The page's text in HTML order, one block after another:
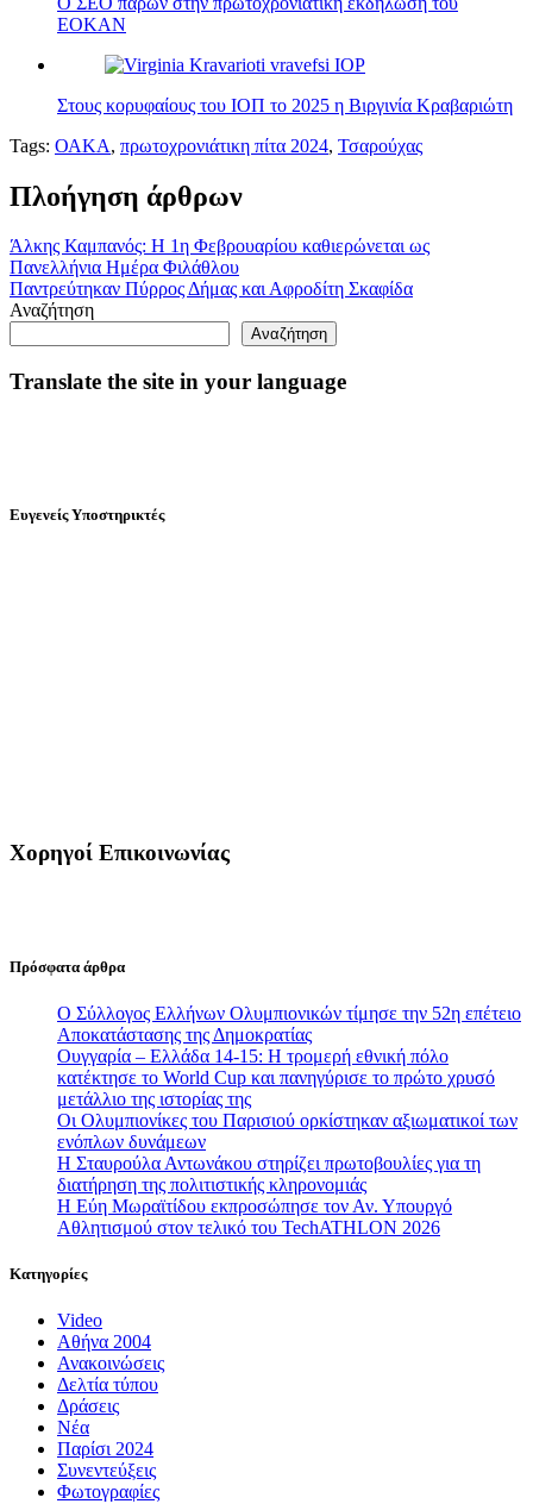
ΕΟΚΑΝ
Στους κορυφαίους του ΙΟΠ το 2025 η Βιργινία Κραβαριώτη
Tags: ΟΑΚΑ, πρωτοχρονιάτικη πίτα 2024, Τσαρούχας
Πλοήγηση άρθρων
Άλκης Καμπανός: Η 1η Φεβρουαρίου καθιερώνεται ως
Πανελλήνια Ημέρα Φιλάθλου
Παντρεύτηκαν Πύρρος Δήμας και Αφροδίτη Σκαφίδα
Αναζήτηση
Αναζήτηση
Translate the site in your language
Ευγενείς Υποστηρικτές
Χορηγοί Επικοινωνίας
Πρόσφατα άρθρα
Ο Σύλλογος Ελλήνων Ολυμπιονικών τίμησε την 52η επέτειο
Αποκατάστασης της Δημοκρατίας
Ουγγαρία – Ελλάδα 14-15: Η τρομερή εθνική πόλο
κατέκτησε το World Cup και πανηγύρισε το πρώτο χρυσό
μετάλλιο της ιστορίας της
Οι Ολυμπιονίκες του Παρισιού ορκίστηκαν αξιωματικοί των
ενόπλων δυνάμεων
Η Σταυρούλα Αντωνάκου στηρίζει πρωτοβουλίες για τη
διατήρηση της πολιτιστικής κληρονομιάς
Η Εύη Μωραϊτίδου εκπροσώπησε τον Αν. Υπουργό
Αθλητισμού στον τελικό του TechATHLON 2026
Κατηγορίες
Video
Αθήνα 2004
Ανακοινώσεις
Δελτία τύπου
Δράσεις
Νέα
Παρίσι 2024
Συνεντεύξεις
Φωτογραφίες